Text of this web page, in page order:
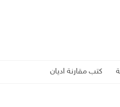
كتب مقارنة اديان